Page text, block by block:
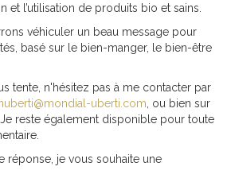
et l’utilisation de produits bio et sains.
véhiculer un beau message pour
basé sur le bien-manger, le bien-être
tente, n'hésitez pas à me contacter par
uberti.com , ou bien sur
Je reste également disponible pour toute
réponse, je vous souhaite une